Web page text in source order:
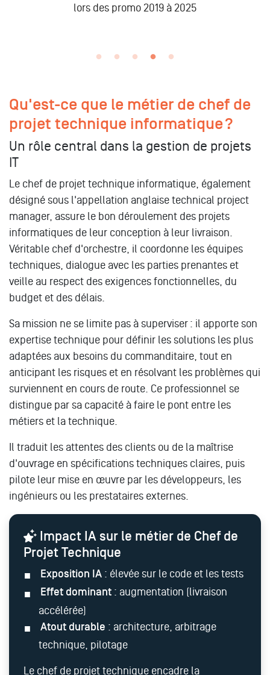
lors des promo 2019 à 2025
Qu'est-ce que le métier de chef de
projet technique informatique ?
Un rôle central dans la gestion de projets
IT
Le chef de projet technique informatique, également
désigné sous l'appellation anglaise technical project
manager, assure le bon déroulement des projets
informatiques de leur conception à leur livraison.
Véritable chef d'orchestre, il coordonne les équipes
techniques, dialogue avec les parties prenantes et
veille au respect des exigences fonctionnelles, du
budget et des délais.
Sa mission ne se limite pas à superviser : il apporte son
expertise technique pour définir les solutions les plus
adaptées aux besoins du commanditaire, tout en
anticipant les risques et en résolvant les problèmes qui
surviennent en cours de route. Ce professionnel se
distingue par sa capacité à faire le pont entre les
métiers et la technique.
Il traduit les attentes des clients ou de la maîtrise
d'ouvrage en spécifications techniques claires, puis
pilote leur mise en œuvre par les développeurs, les
ingénieurs ou les prestataires externes.
Impact IA sur le métier de Chef de
Projet Technique
Exposition IA : élevée sur le code et les tests
Effet dominant : augmentation (livraison
accélérée)
Atout durable : architecture, arbitrage
technique, pilotage
Le chef de projet technique encadre la